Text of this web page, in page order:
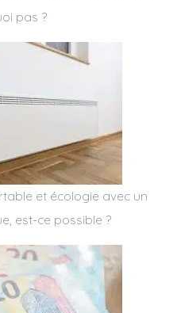
pas ?
et écologie avec un
est-ce possible ?